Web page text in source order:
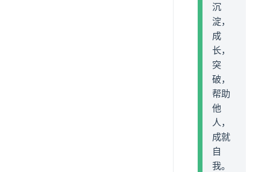
沉
淀，
成
长，
突
破，
帮助
他
人，
成就
自
我。